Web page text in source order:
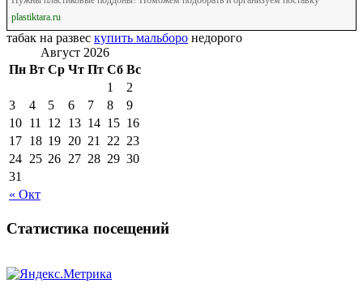
plastiktara.ru
табак на развес купить мальборо недорого
Август 2026
Пн Вт Ср Чт Пт Сб Вс
« Окт
1
2
3
4 5 6 7 8
9
10 11 12 13 14 15 16
17 18 19 20 21 22 23
24 25 26 27 28 29 30
31
Статистика посещений